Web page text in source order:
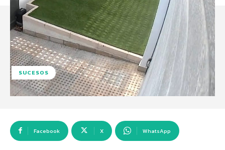
SUCESOS
Facebook X WhatsApp